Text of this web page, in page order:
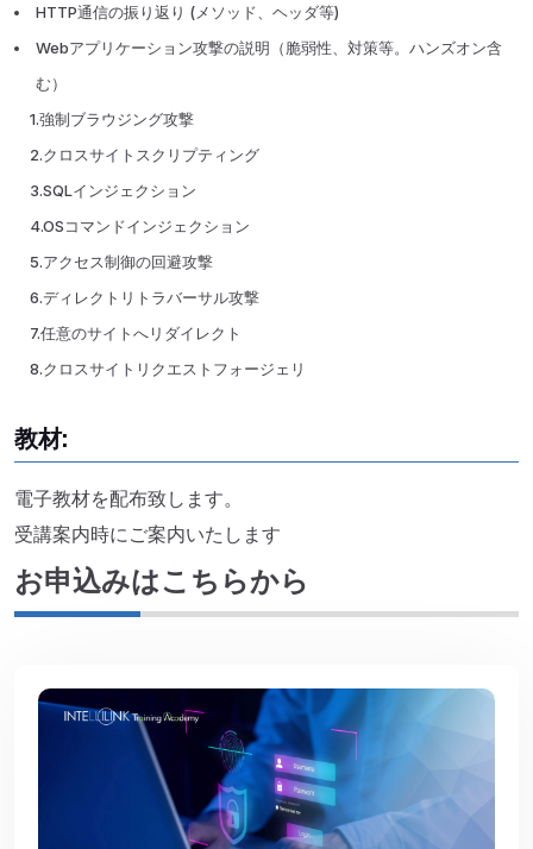
HTTP通信の振り返り (メソッド、ヘッダ等)
Webアプリケーション攻撃の説明（脆弱性、対策等。ハンズオン含
む）
1.強制ブラウジング攻撃
2.クロスサイトスクリプティング
3.SQLインジェクション
4.OSコマンドインジェクション
5.アクセス制御の回避攻撃
6.ディレクトリトラバーサル攻撃
7.任意のサイトへリダイレクト
8.クロスサイトリクエストフォージェリ
教材:
電子教材を配布致します。
受講案内時にご案内いたします
お申込みはこちらから